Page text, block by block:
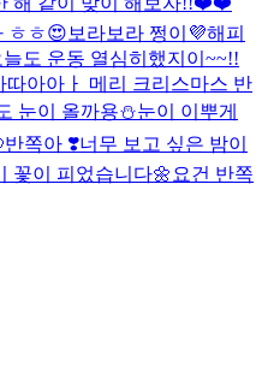
ㅎㅎ😍 보라보라 쩡이💜해피
도 운동 열심히했지이~~!!
따아아ㅏ 메리 크리스마스 반
눈이 올까용⛄️눈이 이뿌게
반쪽아 ❣️너무 보고 싶은 밤이
꽃이 피었습니다🌼 요건 반쪽